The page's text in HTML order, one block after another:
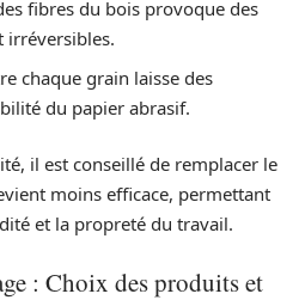
fibres du bois provoque des
irréversibles.
chaque grain laisse des
du papier abrasif.
il est conseillé de remplacer le
moins efficace, permettant
et la propreté du travail.
: Choix des produits et